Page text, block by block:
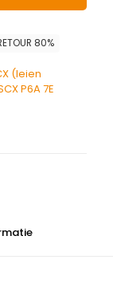
(leien
P6A 7E
80%